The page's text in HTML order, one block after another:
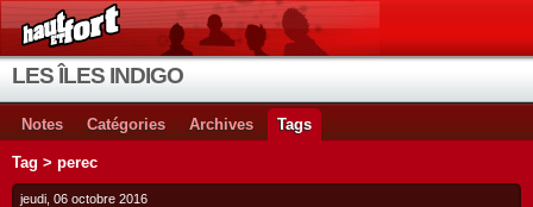
LES ÎLES INDIGO
Notes Catégories Archives Tags
Tag > perec
jeudi, 06 octobre 2016